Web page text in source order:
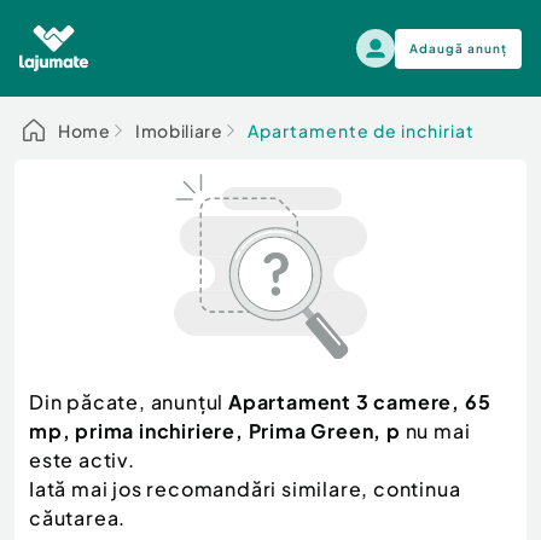
Adaugă anunț
Alege categoria
Auto, moto si ambarcatiuni
Electronice si electrocasnice
Mama si copilul
Moda si frumusete
Sport, timp liber, arta
Agro si Industrie
Auto, moto si ambarcatiuni
Scutere - ATV - UTV
Autoutilitare
Ambarcatiuni
Camioane - Rulote - Remorci
Motociclete
Home Imobiliare Apartamente de inchiriat
Din păcate, anunțul Apartament 3 camere, 65
mp, prima inchiriere, Prima Green, p nu mai
este activ.
Iată mai jos recomandări similare, continua
căutarea.